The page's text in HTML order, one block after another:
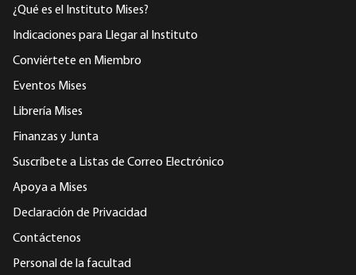
¿Qué es el Instituto Mises?
Indicaciones para Llegar al Instituto
Conviértete en Miembro
Eventos Mises
Librería Mises
Finanzas y Junta
Suscríbete a Listas de Correo Electrónico
Apoya a Mises
Declaración de Privacidad
Contáctenos
Personal de la facultad